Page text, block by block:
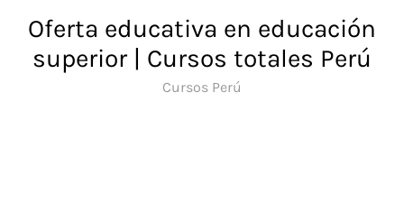
contenido
Oferta educativa en educación
superior | Cursos totales Perú
Cursos Perú